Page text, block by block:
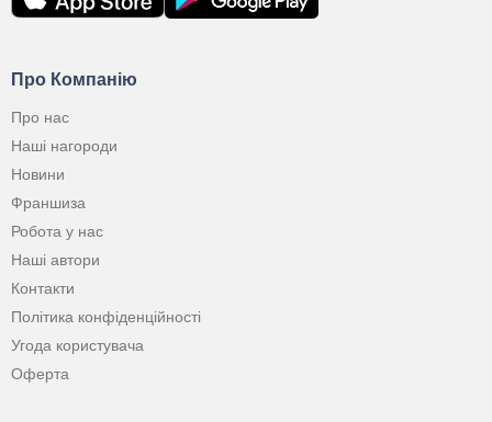
Про Компанію
Про нас
Наші нагороди
Новини
Франшиза
Робота у нас
Наші автори
Контакти
Політика конфіденційності
Угода користувача
Оферта